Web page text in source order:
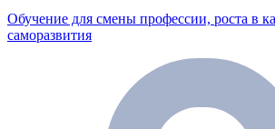
Обучение для смены профессии, роста в
саморазвития